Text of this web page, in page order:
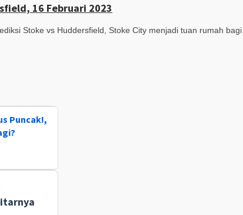
16 Februari 2023
Stoke vs Huddersfield, Stoke City menjadi tuan rumah
Puncak!,